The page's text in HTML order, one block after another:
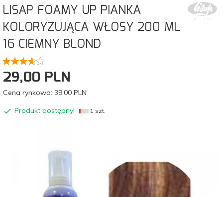
LISAP FOAMY UP PIANKA
KOLORYZUJĄCA WŁOSY 200 ML
16 CIEMNY BLOND
29,00 PLN
Cena rynkowa: 39.00 PLN
Produkt dostępny! 1 szt.